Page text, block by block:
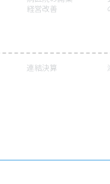
経営改善
連結決算